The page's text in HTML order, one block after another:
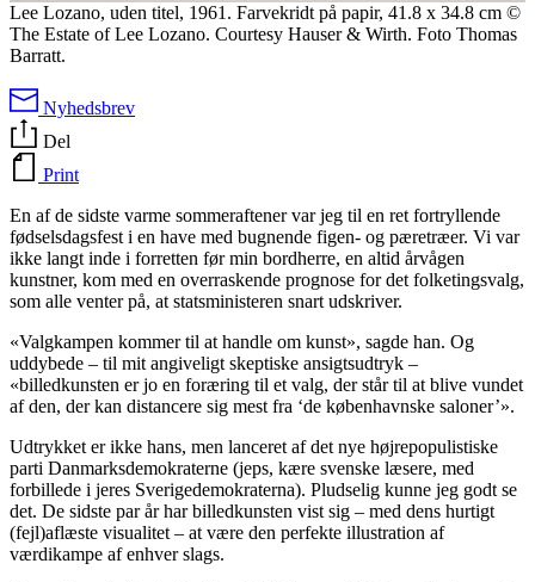
Lee Lozano, uden titel, 1961. Farvekridt på papir, 41.8 x 34.8 cm ©
The Estate of Lee Lozano. Courtesy Hauser & Wirth. Foto Thomas
Barratt.
Nyhedsbrev
Del
Print
En af de sidste varme sommeraftener var jeg til en ret fortryllende
fødselsdagsfest i en have med bugnende figen- og pæretræer. Vi var
ikke langt inde i forretten før min bordherre, en altid årvågen
kunstner, kom med en overraskende prognose for det folketingsvalg,
som alle venter på, at statsministeren snart udskriver.
«Valgkampen kommer til at handle om kunst», sagde han. Og
uddybede – til mit angiveligt skeptiske ansigtsudtryk –
«billedkunsten er jo en foræring til et valg, der står til at blive vundet
af den, der kan distancere sig mest fra ‘de københavnske saloner’».
Udtrykket er ikke hans, men lanceret af det nye højrepopulistiske
parti Danmarksdemokraterne (jeps, kære svenske læsere, med
forbillede i jeres Sverigedemokraterna). Pludselig kunne jeg godt se
det. De sidste par år har billedkunsten vist sig – med dens hurtigt
(fejl)aflæste visualitet – at være den perfekte illustration af
værdikampe af enhver slags.